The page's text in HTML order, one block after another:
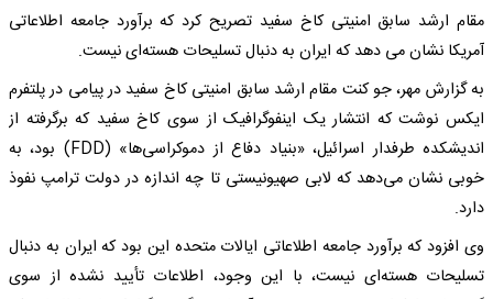
مقام ارشد سابق امنیتی کاخ سفید تصریح کرد که برآورد جامعه اطلاعاتی
آمریکا نشان می دهد که ایران به دنبال تسلیحات هسته‌ای نیست.
به گزارش مهر، جو کنت مقام ارشد سابق امنیتی کاخ سفید در پیامی در پلتفرم
ایکس نوشت که انتشار یک اینفوگرافیک از سوی کاخ سفید که برگرفته از
اندیشکده طرفدار اسرائیل، «بنیاد دفاع از دموکراسی‌ها» (FDD) بود، به
خوبی نشان می‌دهد که لابی صهیونیستی تا چه اندازه در دولت ترامپ نفوذ
دارد.
وی افزود که برآورد جامعه اطلاعاتی ایالات متحده این بود که ایران به دنبال
تسلیحات هسته‌ای نیست، با این وجود، اطلاعات تأیید نشده از سوی